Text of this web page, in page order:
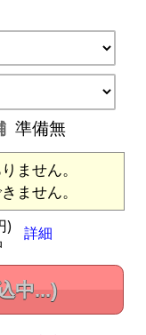
準備無
ません。
ません。
) 詳細
中...)